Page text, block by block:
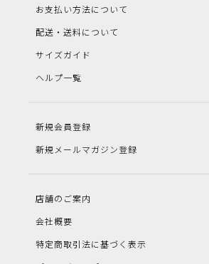
お支払い方法について
配送・送料について
サイズガイド
ヘルプ一覧
新規会員登録
新規メールマガジン登録
店舗のご案内
会社概要
特定商取引法に基づく表示